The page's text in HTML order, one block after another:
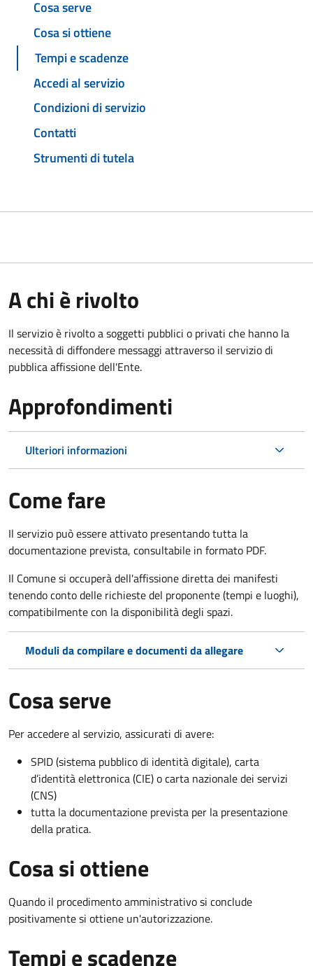
Cosa serve
Cosa si ottiene
Tempi e scadenze
Accedi al servizio
Condizioni di servizio
Contatti
Strumenti di tutela
A chi è rivolto
Il servizio è rivolto a soggetti pubblici o privati che hanno la
necessità di diffondere messaggi attraverso il servizio di
pubblica affissione dell'Ente.
Approfondimenti
Ulteriori informazioni
Come fare
Il servizio può essere attivato presentando tutta la
documentazione prevista, consultabile in formato PDF.
Il Comune si occuperà dell'affissione diretta dei manifesti
tenendo conto delle richieste del proponente (tempi e luoghi),
compatibilmente con la disponibilità degli spazi.
Moduli da compilare e documenti da allegare
Cosa serve
Per accedere al servizio, assicurati di avere:
SPID (sistema pubblico di identità digitale), carta
d’identità elettronica (CIE) o carta nazionale dei servizi
(CNS)
tutta la documentazione prevista per la presentazione
della pratica.
Cosa si ottiene
Quando il procedimento amministrativo si conclude
positivamente si ottiene un'autorizzazione.
Tempi e scadenze